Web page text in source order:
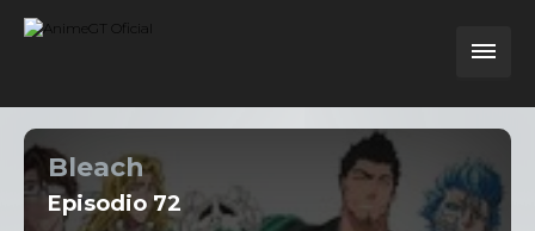
Bleach
Episodio72